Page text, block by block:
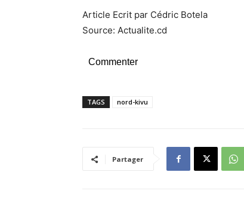
Article Ecrit par Cédric Botela
Source: Actualite.cd
Commenter
TAGS nord-kivu
Partager